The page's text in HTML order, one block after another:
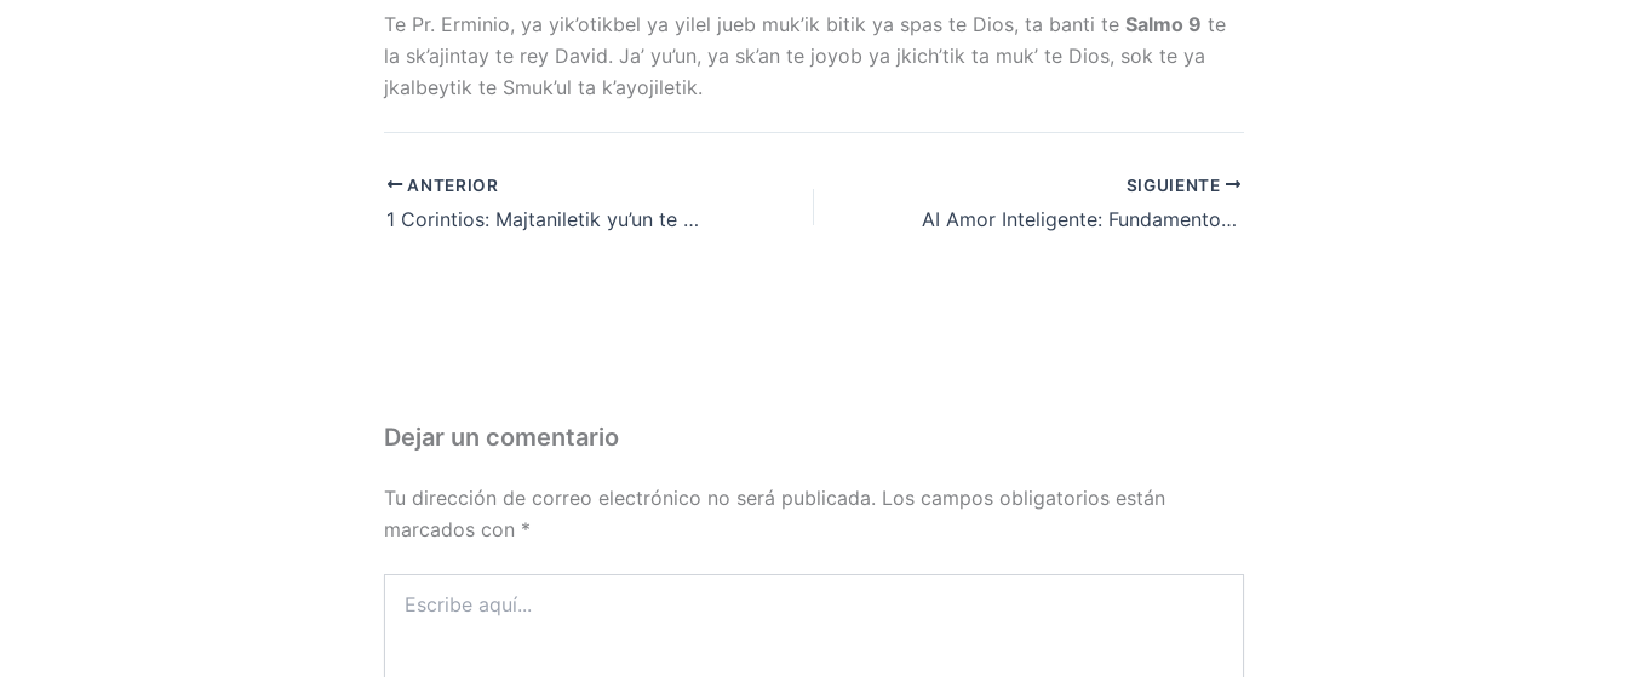
Te Pr. Erminio, ya yik’otikbel ya yilel jueb muk’ik bitik ya spas te Dios, ta banti te Salmo 9 te
la sk’ajintay te rey David. Ja’ yu’un, ya sk’an te joyob ya jkich’tik ta muk’ te Dios, sok te ya
jkalbeytik te Smuk’ul ta k’ayojiletik.
ANTERIOR
1 Corintios: Majtaniletik yu’un te Espíritu – Pr. Erminio Encinos
SIGUIENTE
AI Amor Inteligente: Fundamentos de un matrimonio – Pr. Andrés Shields
Dejar un comentario
Tu dirección de correo electrónico no será publicada. Los campos obligatorios están
marcados con *
aquí...